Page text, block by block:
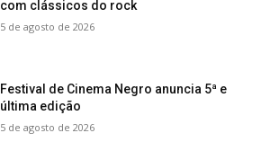
com clássicos do rock
5 de agosto de 2026
Festival de Cinema Negro anuncia 5ª e
última edição
5 de agosto de 2026